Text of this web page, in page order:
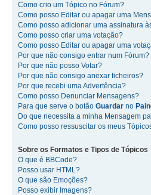
Como crio um Tópico no Fórum?
Como posso Editar ou apagar uma
Como posso adicionar uma assinatura
Como posso criar uma votação?
Como posso Editar ou apagar uma
Por que não consigo entrar num Fórum?
Por que não posso Votar?
Por que não consigo anexar ficheiros?
Por que recebi uma Advertência?
Como posso Denunciar Mensagens?
Para que serve o botão Guardar no
Do que necessita a minha Mensagem
Como posso ressuscitar os meus
Sobre os Formatos e Tipos de Tópicos
O que é BBCode?
Posso usar HTML?
O que são Emoções?
Posso exibir Imagens?